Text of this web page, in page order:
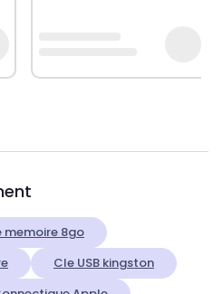
memoire 8go
Cle USB kingston